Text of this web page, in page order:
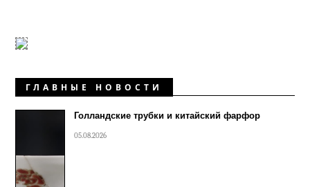
ГЛАВНЫЕ НОВОСТИ
Голландские трубки и китайский фарфор
05.08.2026